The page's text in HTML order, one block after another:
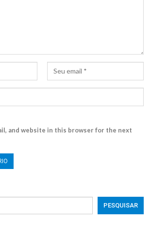
and website in this browser for the next
PESQUISAR